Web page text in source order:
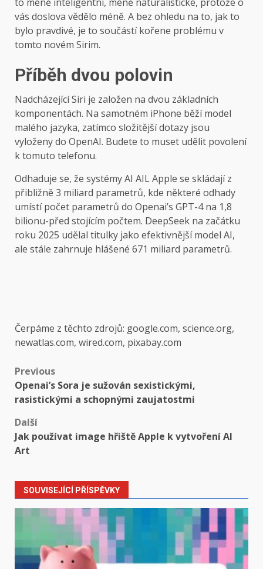
vás doslova vědělo méně. A bez ohledu na to, jak to
bylo pravdivé, je to součástí kořene problému v
tomto novém Sirim.
Příběh dvou polovin
Nadcházející Siri je založen na dvou základních
komponentách. Na samotném iPhone běží model
malého jazyka, zatímco složitější dotazy jsou
vyloženy do OpenAI. Budete to muset udělit povolení
k tomuto telefonu.
Odhaduje se, že systémy AI AIL Apple se skládají z
přibližně 3 miliard parametrů, kde některé odhady
umístí počet parametrů do Openai’s GPT-4 na 1,8
bilionu-před stojícím počtem. DeepSeek na začátku
roku 2025 udělal titulky jako efektivnější model AI,
ale stále zahrnuje hlášené 671 miliard parametrů.
Čerpáme z těchto zdrojů: google.com, science.org,
newatlas.com, wired.com, pixabay.com
Post
navigation
Previous
Openai’s Sora je sužován sexistickými,
rasistickými a schopnými zaujatostmi
Další
Jak používat image hřiště Apple k vytvoření AI
Art
SOUVISEJÍCÍ PŘÍSPĚVKY